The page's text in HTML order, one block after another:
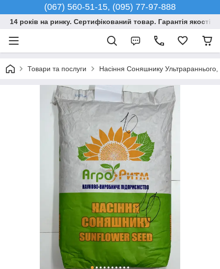
(067) 560-51-15, (095) 77-97-888
14 років на ринку. Сертифікований товар. Гарантія якості
Товари та послуги Насіння Соняшнику Ультрараннього,